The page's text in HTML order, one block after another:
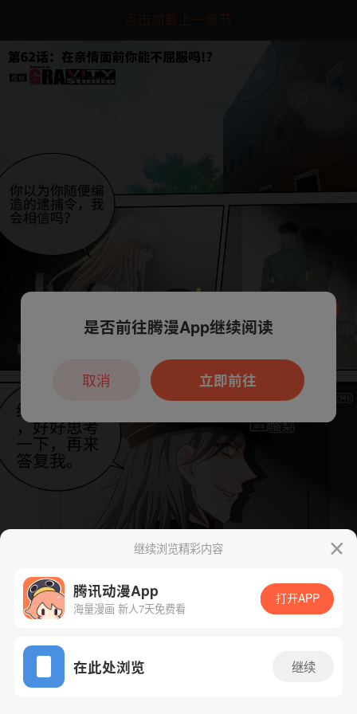
点击加载上一章节
App免费看
继续浏览精彩内容
腾讯动漫App
海量漫画 新人7天免费看
打开APP
在此处浏览 继续
本章节仅支持App阅读，可打开App新用
户7天免费看
是否前往腾漫App继续阅读
立即前往
取消